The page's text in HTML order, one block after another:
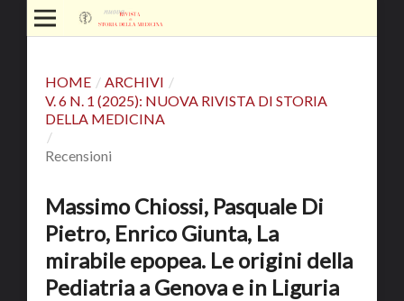
HOME / ARCHIVI /
V. 6 N. 1 (2025): NUOVA RIVISTA DI STORIA
DELLA MEDICINA
/
Recensioni
Massimo Chiossi, Pasquale Di
Pietro, Enrico Giunta, La
mirabile epopea. Le origini della
Pediatria a Genova e in Liguria